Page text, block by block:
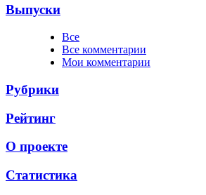
Выпуски
Все
Все комментарии
Мои комментарии
Рубрики
Рейтинг
О проекте
Статистика